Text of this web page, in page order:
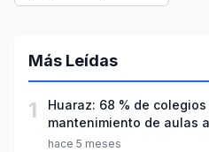
Más Leídas
1
Huaraz: 68 % de
mantenimiento de aulas
año escolar 2026
hace 5 meses